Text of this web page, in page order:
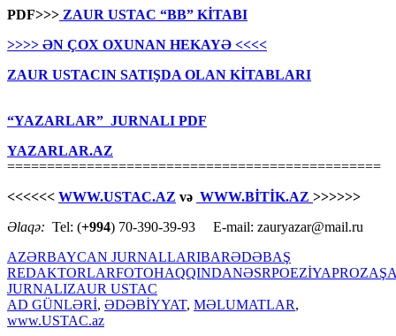
PDF>>> ZAUR USTAC “BB” KİTABI
>>>> ƏN ÇOX OXUNAN HEKAYƏ <<<<
ZAUR USTACIN SATIŞDA OLAN KİTABLARI
“YAZARLAR” JURNALI PDF
YAZARLAR.AZ
===============================================
<<<<<< WWW.USTAC.AZ və WWW.BİTİK.AZ >>>>>>
Əlaqə: Tel: (+994) 70-390-39-93 E-mail: zauryazar@mail.ru
AZƏRBAYCAN JURNALLARIBARƏDƏBAŞ
REDAKTORLARFOTOHAQQINDANƏSRPOEZİYAPROZA
JURNALIZAUR USTAC
AD GÜNLƏRİ, ƏDƏBİYYAT, MƏLUMATLAR,
www.USTAC.az